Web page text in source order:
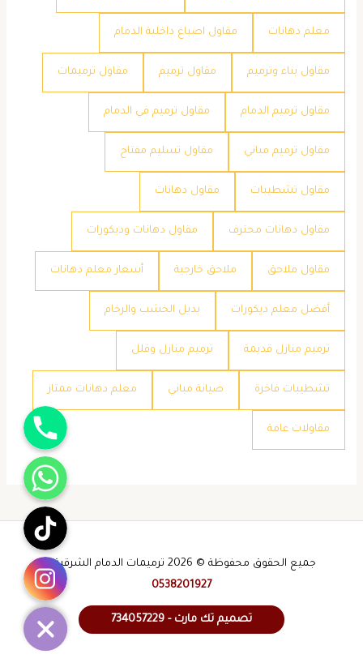
معلم دهانات مقاول اصباغ داخلية الدمام
مقاول بناء وترميم مقاول ترميم مقاول ترميمات
مقاول ترميم الدمام مقاول ترميم في الدمام
مقاول ترميم مباني مقاول تسليم مفتاح
مقاول تشطيبات مقاول دهانات
مقاول دهانات محترف مقاول دهانات وديكورات
مقاول ملاحق ملاحق خارجية ​أسعار معلم دهانات
​أفضل معلم ديكورات ​بديل الخشب والرخام
​ترميم منازل قديمة ​ترميم منازل وفلل
​تشطيبات فاخرة ​صيانة مباني ​معلم دهانات ممتاز
​مقاولات عامة
جميع الحقوق محفوظة © 2026 ترميمات الدمام الشرقية -
0538201927
تصميم تك مارت - 734057229
جوال
واتساب
تيك توك
انستقرام